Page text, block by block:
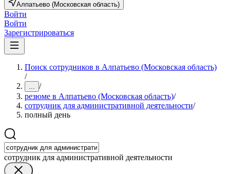
Алпатьево (Московская область)
Войти
Войти
Зарегистрироваться
Поиск сотрудников в Алпатьево (Московская область)
/
... /
резюме в Алпатьево (Московская область)/
сотрудник для административной деятельности/
полный день
сотрудник для административной деятельности